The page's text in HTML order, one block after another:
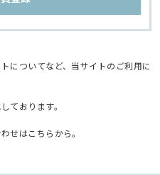
についてなど、当サイトのご利用に
ております。
せはこちらから。